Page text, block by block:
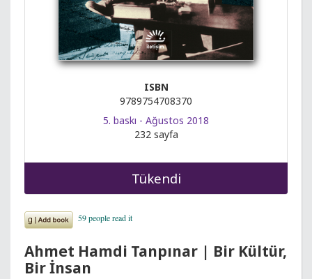
ISBN
9789754708370
5. baskı - Ağustos 2018
232 sayfa
Tükendi
Ahmet Hamdi Tanpınar | Bir Kültür,
Bir İnsan